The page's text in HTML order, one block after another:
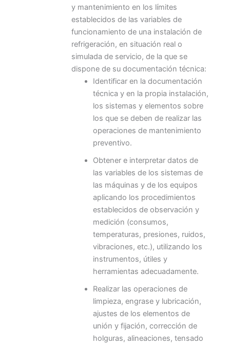
y mantenimiento en los límites
establecidos de las variables de
funcionamiento de una instalación de
refrigeración, en situación real o
simulada de servicio, de la que se
dispone de su documentación técnica:
Identificar en la documentación
técnica y en la propia instalación,
los sistemas y elementos sobre
los que se deben de realizar las
operaciones de mantenimiento
preventivo.
Obtener e interpretar datos de
las variables de los sistemas de
las máquinas y de los equipos
aplicando los procedimientos
establecidos de observación y
medición (consumos,
temperaturas, presiones, ruidos,
vibraciones, etc.), utilizando los
instrumentos, útiles y
herramientas adecuadamente.
Realizar las operaciones de
limpieza, engrase y lubricación,
ajustes de los elementos de
unión y fijación, corrección de
holguras, alineaciones, tensado